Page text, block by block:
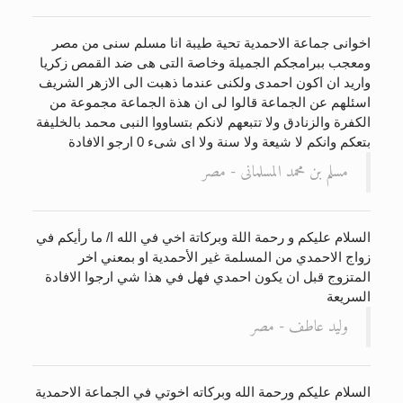
اخوانى جماعة الاحمدية تحية طيبة انا مسلم سنى من مصر
ومعجب ببرامجكم الجميلة وخاصة التى هى ضد القمص زكريا
واريد ان اكون احمدى ولكنى عندما ذهبت الى الازهر الشريف
اسئلهم عن الجماعة قالوا لى ان هذة الجماعة مجموعة من
الكفرة والزنادق ولا تتبعهم لانكم بتساووا النبى محمد بالخليفة
بتعكم وانكم لا شيعة ولا سنة ولا اى شىء 0 ارجو الافادة
مسلم بن محمد المسلمانى - مصر
السلام عليكم و رحمة اللة وبركاتة اخي في الله ا/ ما رأيكم في
زواج الاحمدي من المسلمة غير الأحمدية او بمعني اخر
المتزوج قبل ان يكون احمدي فهل في هذا شي ارجوا الافادة
السريعة
وليد عاطف - مصر
السلام عليكم ورحمة الله وبركاته اخوتي في الجماعة الاحمدية